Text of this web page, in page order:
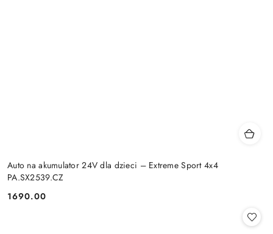
Auto na akumulator 24V dla dzieci – Extreme Sport 4x4
PA.SX2539.CZ
Cena:
1690.00